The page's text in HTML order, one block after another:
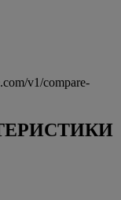
v1/compare-